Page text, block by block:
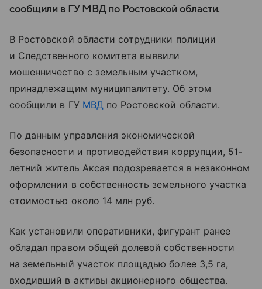
сообщили в ГУ МВД по Ростовской области.
В Ростовской области сотрудники полиции
и Следственного комитета выявили
мошенничество с земельным участком,
принадлежащим муниципалитету. Об этом
сообщили в ГУ МВДпо Ростовской области.
По данным управления экономической
безопасности и противодействия коррупции, 51-
летний житель Аксая подозревается в незаконном
оформлении в собственность земельного участка
стоимостью около 14 млн руб.
Как установили оперативники, фигурант ранее
обладал правом общей долевой собственности
на земельный участок площадью более 3,5 га,
входивший в активы акционерного общества.